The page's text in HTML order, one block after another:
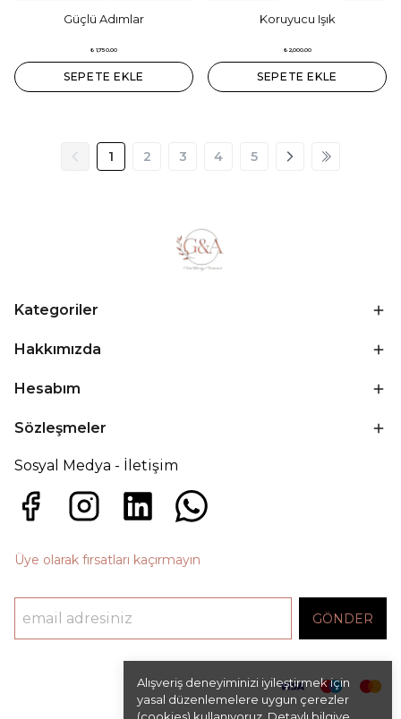
Alışveriş deneyiminizi iyileştirmek için
yasal düzenlemelere uygun çerezler
Güçlü Adımlar
₺ 1,750.00
SEPETE EKLE
Koruyucu Işık
₺ 2,000.00
SEPETE EKLE
1 2 3 4 5
Kategoriler
Hakkımızda
Hesabım
Sözleşmeler
Sosyal Medya - İletişim
Üye olarak fırsatları kaçırmayın
GÖNDER